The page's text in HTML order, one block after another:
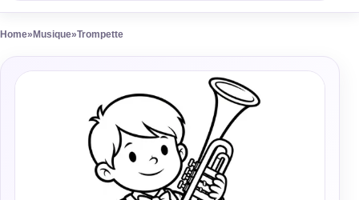
Home» Musique»Trompette